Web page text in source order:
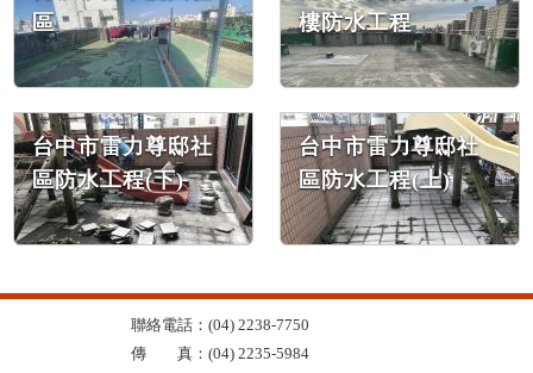
區
樓防水工程
台中市雷力尊邸社
區防水工程(下)
台中市雷力尊邸社
區防水工程(上)
聯絡電話：(04) 2238-7750
傳 真：(04) 2235-5984